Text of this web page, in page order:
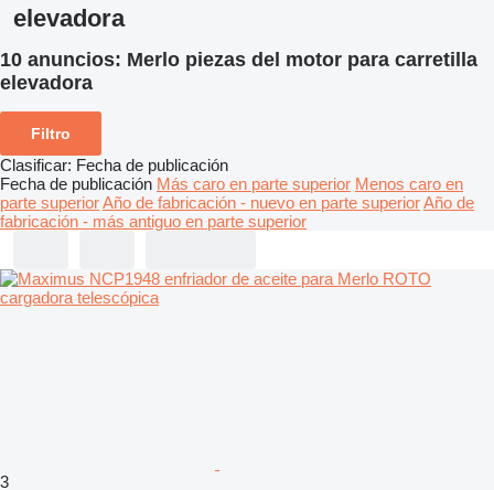
elevadora
10 anuncios: Merlo piezas del motor para carretilla
elevadora
Filtro
Clasificar: Fecha de publicación
Fecha de publicación Más caro en parte superior Menos caro en
parte superiorAño de fabricación - nuevo en parte superiorAño de
fabricación - más antiguo en parte superior
3